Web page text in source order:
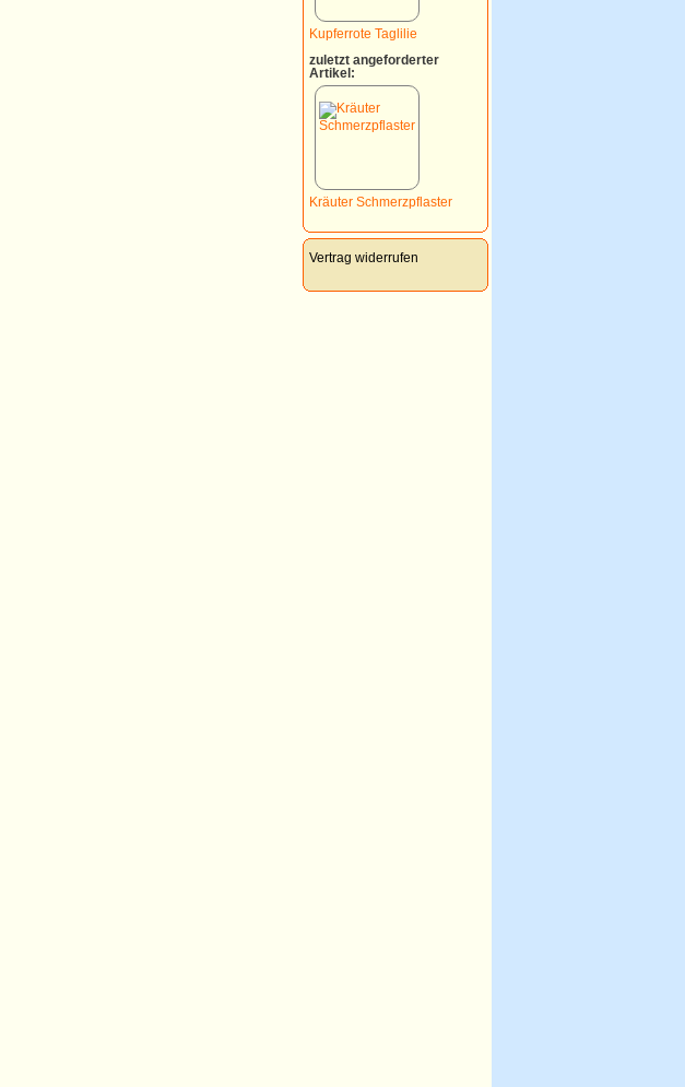
Kupferrote Taglilie
zuletzt angeforderter
Artikel:
Kräuter Schmerzpflaster
Vertrag widerrufen